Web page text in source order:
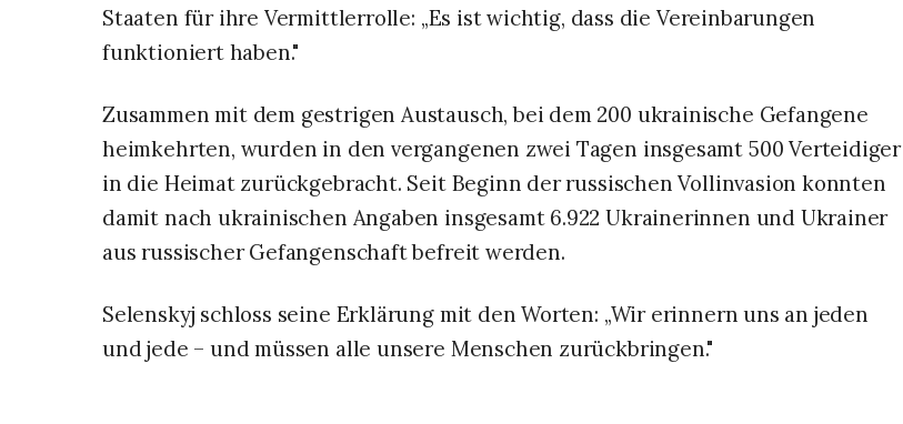
Staaten für ihre Vermittlerrolle: „Es ist wichtig, dass die Vereinbarungen
funktioniert haben."
Zusammen mit dem gestrigen Austausch, bei dem 200 ukrainische Gefangene
heimkehrten, wurden in den vergangenen zwei Tagen insgesamt 500 Verteidiger
in die Heimat zurückgebracht. Seit Beginn der russischen Vollinvasion konnten
damit nach ukrainischen Angaben insgesamt 6.922 Ukrainerinnen und Ukrainer
aus russischer Gefangenschaft befreit werden.
Selenskyj schloss seine Erklärung mit den Worten: „Wir erinnern uns an jeden
und jede – und müssen alle unsere Menschen zurückbringen."